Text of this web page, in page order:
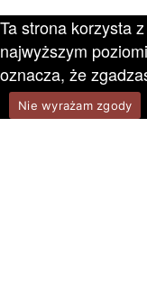
Ta strona korzysta
najwyższym
oznacza, że
Nie wyrażam zgody